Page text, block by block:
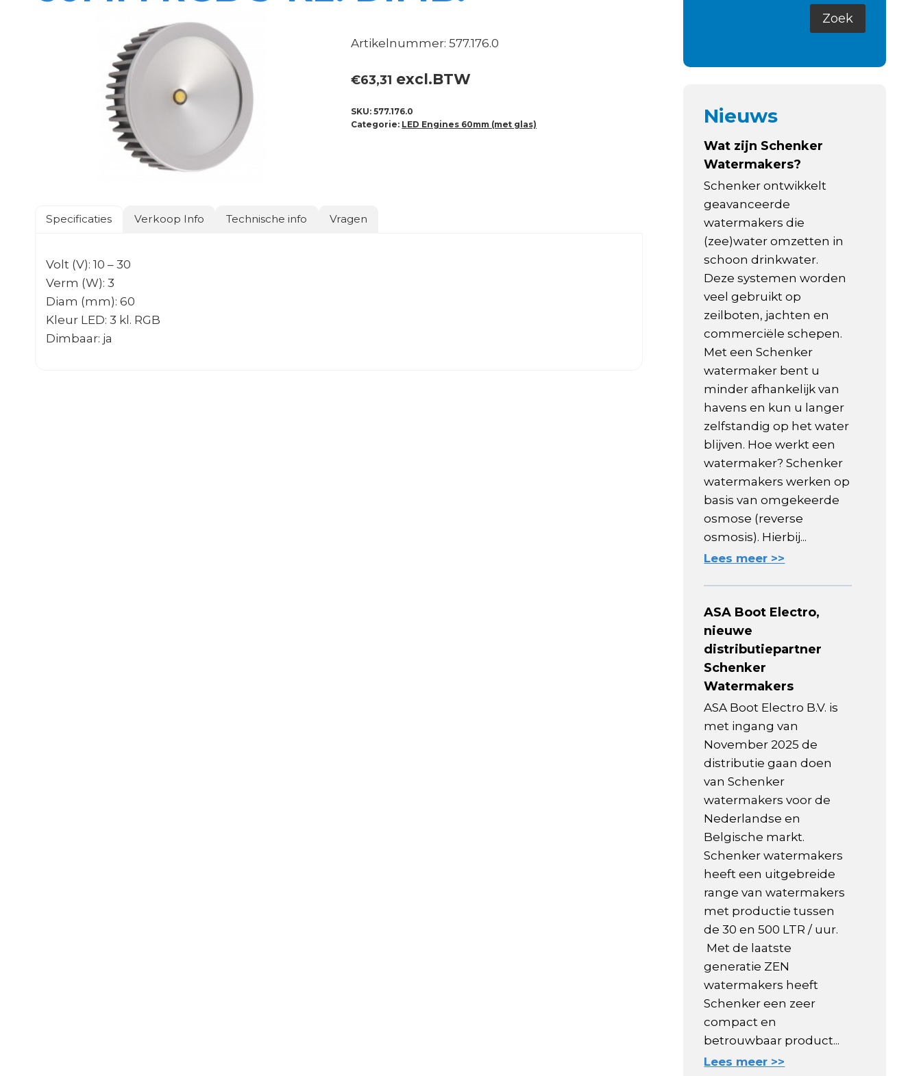
Artikelnummer: 577.176.0
€63,31 excl.BTW
SKU:577.176.0
Categorie: LED Engines 60mm (met glas)
Specificaties Verkoop Info Technische info Vragen
Volt (V): 10 – 30
Verm (W): 3
Diam (mm): 60
Kleur LED: 3 kl. RGB
Dimbaar: ja
Nieuws
Wat zijn Schenker
Watermakers?
Schenker ontwikkelt
geavanceerde
watermakers die
(zee)water omzetten in
schoon drinkwater.
Deze systemen worden
veel gebruikt op
zeilboten, jachten en
commerciële schepen.
Met een Schenker
watermaker bent u
minder afhankelijk van
havens en kun u langer
zelfstandig op het water
blijven. Hoe werkt een
watermaker? Schenker
watermakers werken op
basis van omgekeerde
osmose (reverse
osmosis). Hierbij...
Lees meer >>
ASA Boot Electro,
nieuwe
distributiepartner
Schenker
Watermakers
ASA Boot Electro B.V. is
met ingang van
November 2025 de
distributie gaan doen
van Schenker
watermakers voor de
Nederlandse en
Belgische markt.
Schenker watermakers
heeft een uitgebreide
range van watermakers
met productie tussen
de 30 en 500 LTR / uur.
Met de laatste
generatie ZEN
watermakers heeft
Schenker een zeer
compact en
betrouwbaar product...
Lees meer >>